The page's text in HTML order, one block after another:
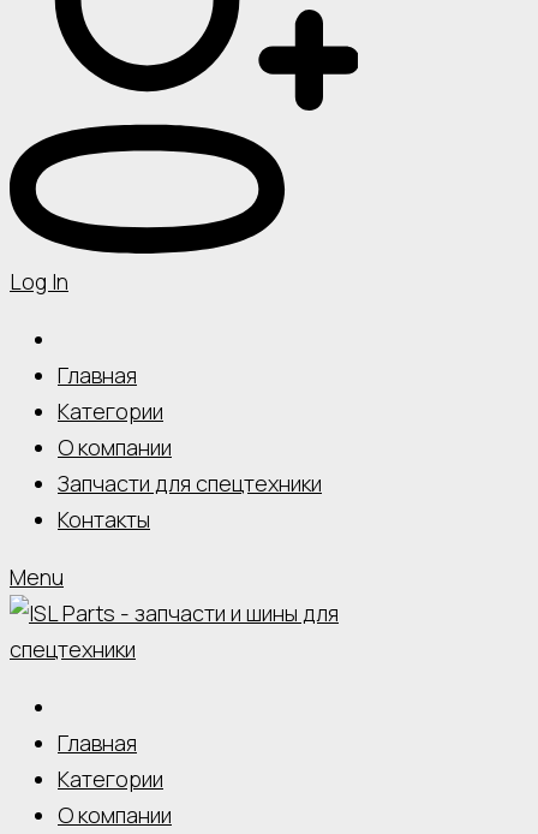
Log In
Главная
Категории
О компании
Запчасти для спецтехники
Контакты
Menu
Главная
Категории
О компании